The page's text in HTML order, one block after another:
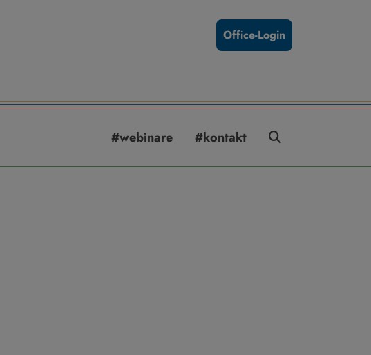
Office-Login
#webinare #kontakt